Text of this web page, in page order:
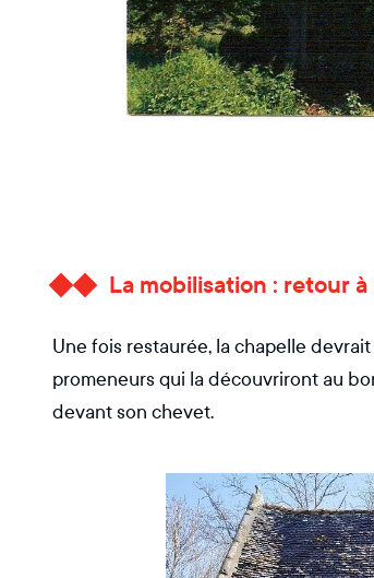
La mobilisation : retour
Une fois restaurée, la chapelle
promeneurs qui la découvriront au
devant son chevet.